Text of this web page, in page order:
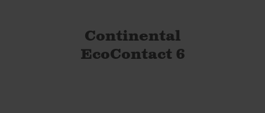
Continental
EcoContact 6